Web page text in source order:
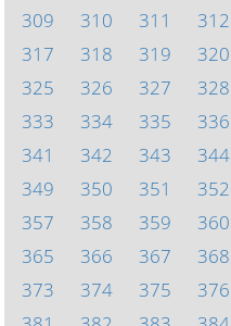
309
310 311 312
317
318 319 320
325
326 327 328
333
334 335 336
341
342 343 344
349
350 351 352
357
358 359 360
365
366 367 368
373
374 375 376